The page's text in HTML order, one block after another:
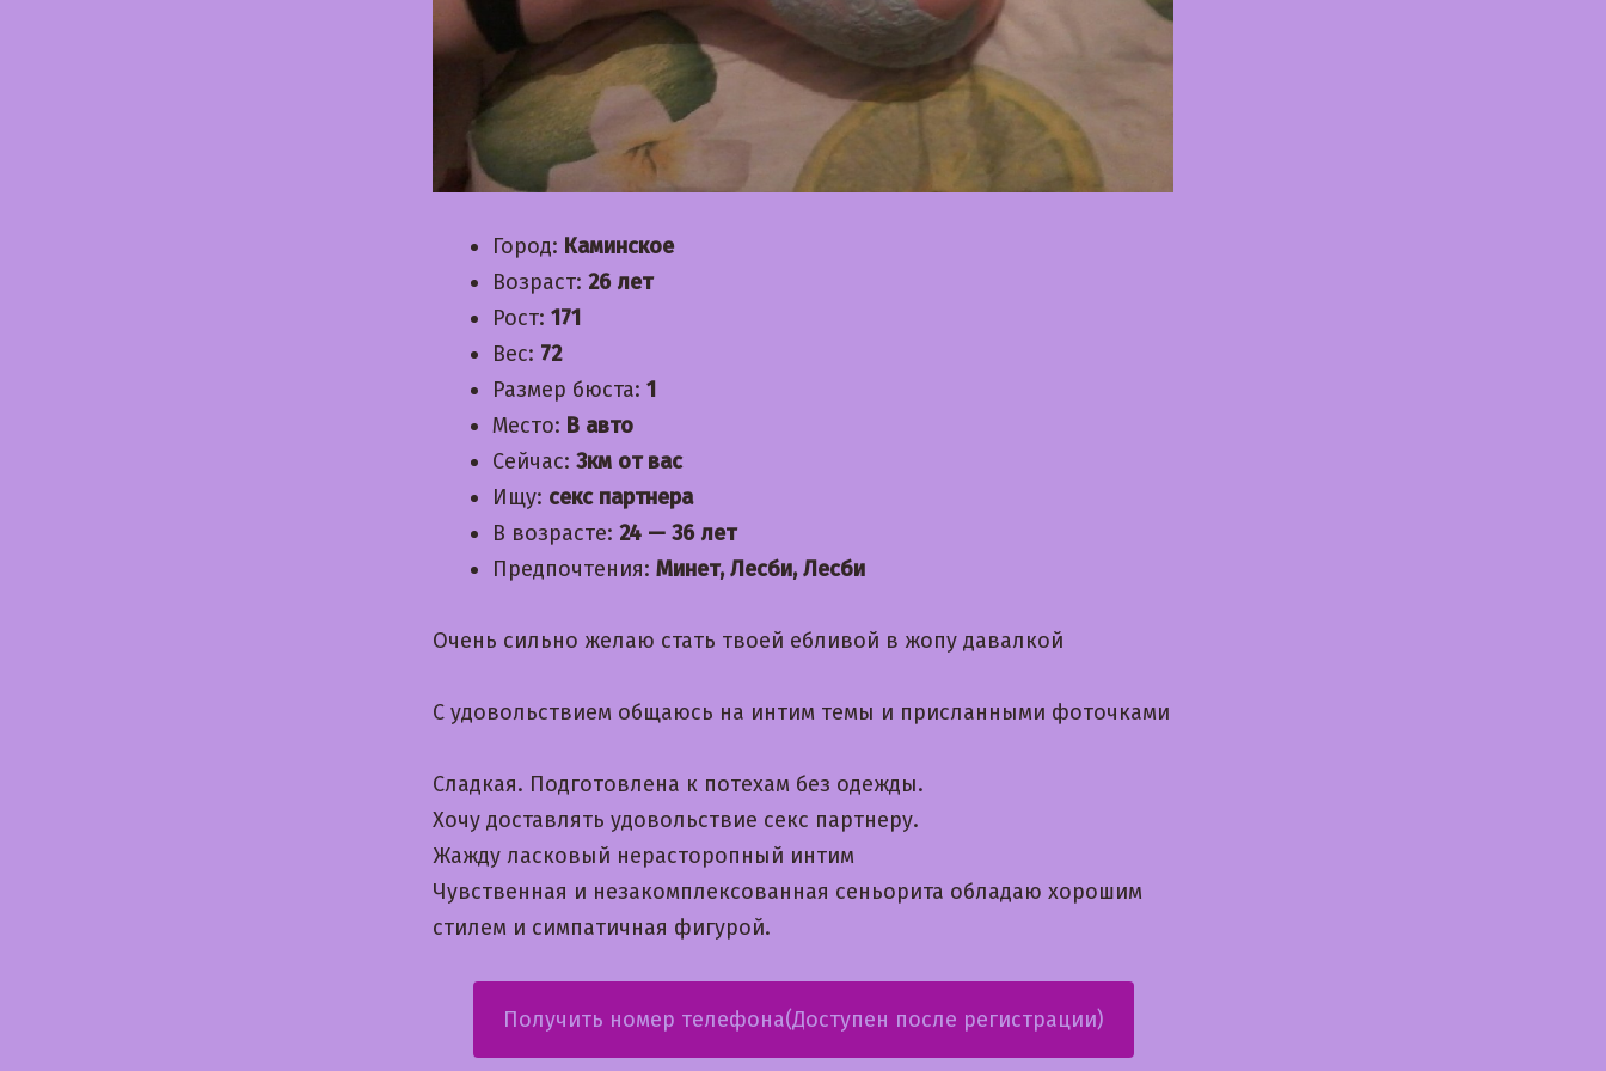
Город: Каминское
Возраст: 26 лет
Рост: 171
Вес: 72
Размер бюста: 1
Место: В авто
Сейчас: 3км от вас
Ищу: секс партнера
В возрасте: 24 — 36 лет
Предпочтения: Минет, Лесби, Лесби
Очень сильно желаю стать твоей ебливой в жопу давалкой
С удовольствием общаюсь на интим темы и приcланными фоточками
Сладкая. Подготовлена к потехам без одежды.
Хочу доставлять удовольствие секс партнеру.
Жажду ласковый нерасторопный интим
Чувственная и незакомплексованная сеньорита обладаю хорошим
стилем и симпатичная фигурой.
Получить номер телефона(Доступен после регистрации)